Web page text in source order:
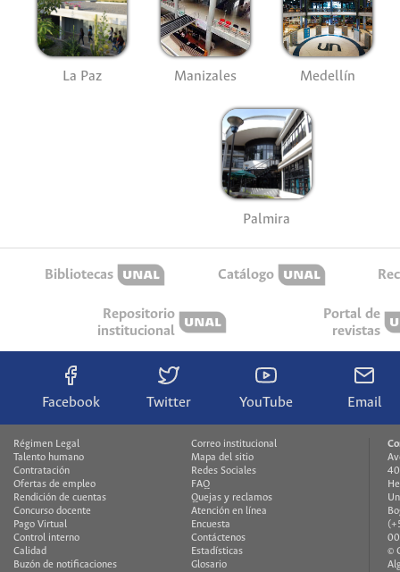
La Paz Manizales Medellín
Palmira
Bibliotecas Catálogo
Repositorio
institucional
Portal de
revistas
Facebook Twitter YouTube Email
Régimen Legal
Talento humano
Contratación
Ofertas de empleo
Rendición de cuentas
Concurso docente
Pago Virtual
Control interno
Calidad
Buzón de notificaciones
Correo institucional
Mapa del sitio
Redes Sociales
FAQ
Quejas y reclamos
Atención en línea
Encuesta
Contáctenos
Estadísticas
Glosario
©